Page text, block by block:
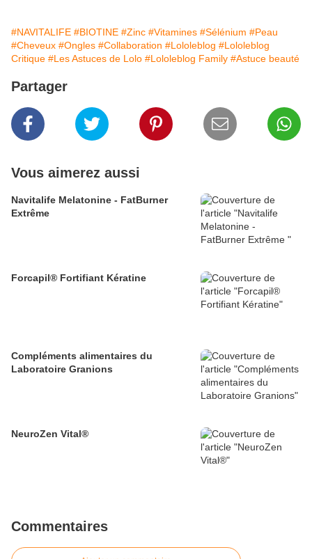
#NAVITALIFE #BIOTINE #Zinc #Vitamines #Sélénium #Peau
#Cheveux #Ongles #Collaboration #Lololeblog #Lololeblog
Critique #Les Astuces de Lolo #Lololeblog Family #Astuce beauté
Partager
Vous aimerez aussi
Navitalife Melatonine - FatBurner
Extrême
Forcapil® Fortifiant Kératine
Compléments alimentaires du
Laboratoire Granions
NeuroZen Vital®
Commentaires